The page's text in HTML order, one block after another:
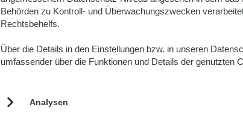
Behörden zu Kontroll- und Überwachungszwecken
Rechtsbehelfs.
Über die Details in den Einstellungen bzw. in unseren
umfassender über die Funktionen und Details der genutzten
Analysen